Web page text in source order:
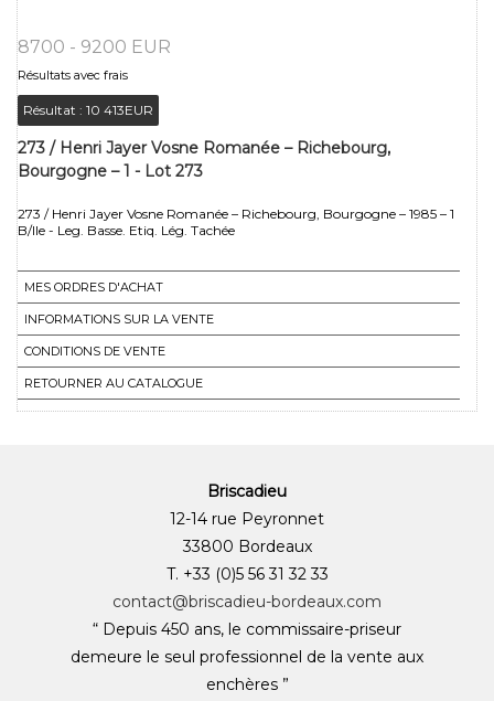
8700 - 9200 EUR
Résultats avec frais
Résultat : 10 413EUR
273 / Henri Jayer Vosne Romanée – Richebourg,
Bourgogne – 1 - Lot 273
273 / Henri Jayer Vosne Romanée – Richebourg, Bourgogne – 1985 – 1
B/lle - Leg. Basse. Etiq. Lég. Tachée
MES ORDRES D'ACHAT
INFORMATIONS SUR LA VENTE
CONDITIONS DE VENTE
RETOURNER AU CATALOGUE
Briscadieu
12-14 rue Peyronnet
33800 Bordeaux
T. +33 (0)5 56 31 32 33
contact@briscadieu-bordeaux.com
“ Depuis 450 ans, le commissaire-priseur
demeure le seul professionnel de la vente aux
enchères ”